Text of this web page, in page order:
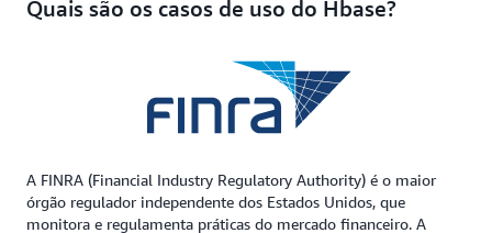
Quais são os casos de uso do Hbase?
A FINRA (Financial Industry Regulatory Authority) é o maior
órgão regulador independente dos Estados Unidos, que
monitora e regulamenta práticas do mercado financeiro. A